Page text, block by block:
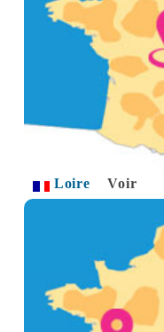
Loire Voir